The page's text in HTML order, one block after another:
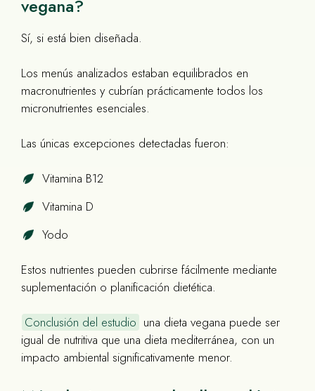
vegana?
Sí, si está bien diseñada.
Los menús analizados estaban equilibrados en
macronutrientes y cubrían prácticamente todos los
micronutrientes esenciales.
Las únicas excepciones detectadas fueron:
Vitamina B12
Vitamina D
Yodo
Estos nutrientes pueden cubrirse fácilmente mediante
suplementación o planificación dietética.
Conclusión del estudio una dieta vegana puede ser
igual de nutritiva que una dieta mediterránea, con un
impacto ambiental significativamente menor.